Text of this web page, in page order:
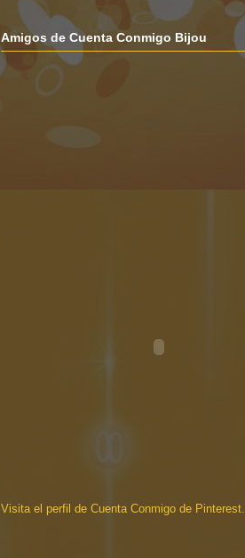
Amigos de Cuenta Conmigo Bijou
Visita el perfil de Cuenta Conmigo de Pinterest.